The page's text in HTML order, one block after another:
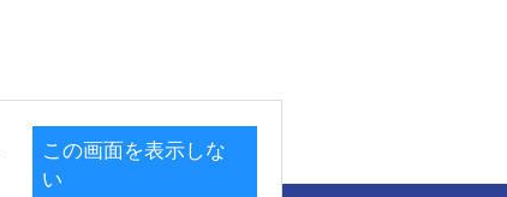
この画面を表示しな
い